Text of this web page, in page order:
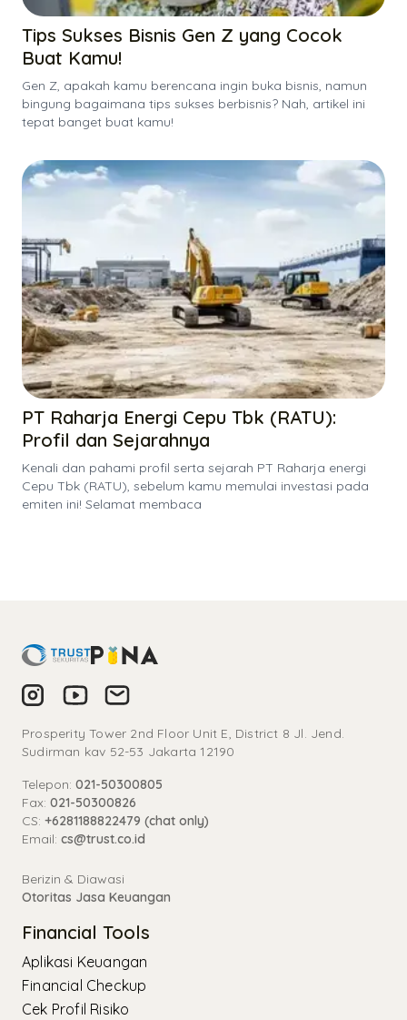
Tips Sukses Bisnis Gen Z yang Cocok
Buat Kamu!
Gen Z, apakah kamu berencana ingin buka bisnis, namun
bingung bagaimana tips sukses berbisnis? Nah, artikel ini
tepat banget buat kamu!
PT Raharja Energi Cepu Tbk (RATU):
Profil dan Sejarahnya
Kenali dan pahami profil serta sejarah PT Raharja energi
Cepu Tbk (RATU), sebelum kamu memulai investasi pada
emiten ini! Selamat membaca
Prosperity Tower 2nd Floor Unit E, District 8 Jl. Jend.
Sudirman kav 52-53 Jakarta 12190
Telepon: 021-50300805
Fax: 021-50300826
CS: +6281188822479 (chat only)
Email: cs@trust.co.id
Berizin & Diawasi
Otoritas Jasa Keuangan
Financial Tools
Aplikasi Keuangan
Financial Checkup
Cek Profil Risiko